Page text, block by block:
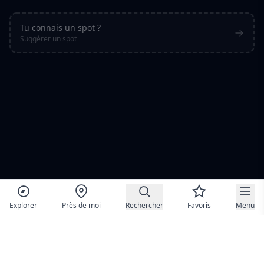
Tu connais un spot ?
Suggérer un spot
Explorer Près de moi Rechercher Favoris Menu